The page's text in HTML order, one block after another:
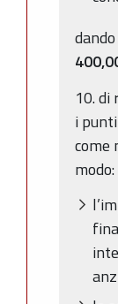
10. di
i
come
modo: